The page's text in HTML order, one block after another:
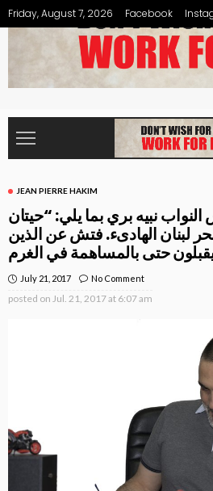
Friday, August 7, 2026 Facebook
JEAN PIERRE HAKIM
نبيه بري بما يلي: “حيتان
لبنان الهادىء. فتش عن الذين
يقبلون حتى بالمساهمة في الغرم
July 21, 2017 No Comment
posted on Jul. 21, 2017 at 6:07 am